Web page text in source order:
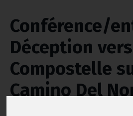
Conférence/
Déception vers
Compostelle
Camino Del